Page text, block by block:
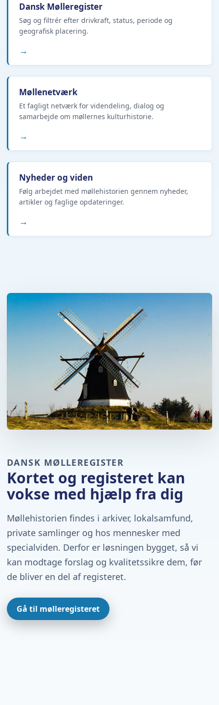
Dansk Mølleregister
Søg og filtrér efter drivkraft, status, periode og
geografisk placering.
→
Møllenetværk
Et fagligt netværk for videndeling, dialog og
samarbejde om møllernes kulturhistorie.
→
Nyheder og viden
Følg arbejdet med møllehistorien gennem nyheder,
artikler og faglige opdateringer.
→
DANSK MØLLEREGISTER
Kortet og registeret kan
vokse med hjælp fra dig
Møllehistorien findes i arkiver, lokalsamfund,
private samlinger og hos mennesker med
specialviden. Derfor er løsningen bygget, så vi
kan modtage forslag og kvalitetssikre dem, før
de bliver en del af registeret.
Gå til mølleregisteret